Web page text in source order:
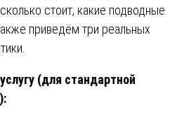
стоит, какие подводные
приведём три реальных
(для стандартной